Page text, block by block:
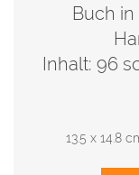
Buch in
Inhalt: 96
13.5 x 14.8